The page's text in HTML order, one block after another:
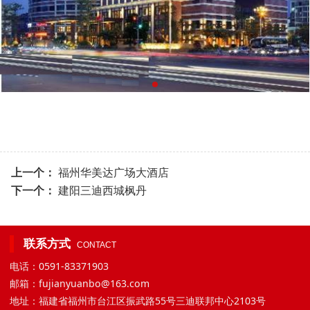
上一个： 福州华美达广场大酒店
下一个： 建阳三迪西城枫丹
联系方式 CONTACT
电话：0591-83371903
邮箱：fujianyuanbo@163.com
地址：福建省福州市台江区振武路55号三迪联邦中心2103号